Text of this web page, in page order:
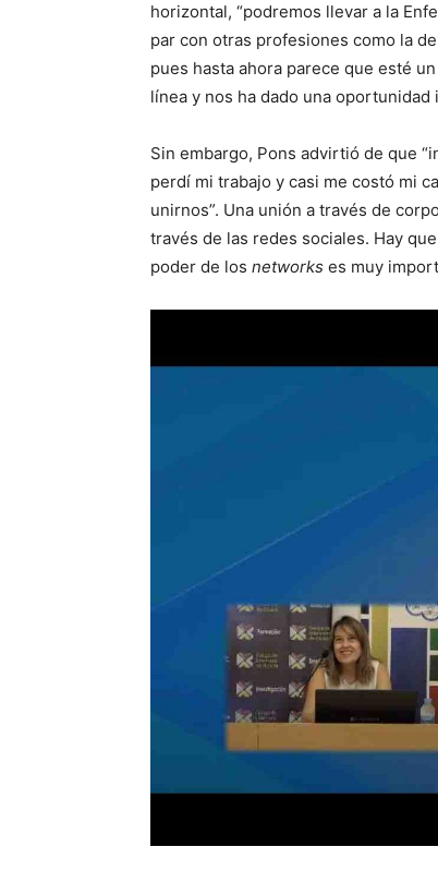
horizontal, “podremos llevar a la
par con otras profesiones como la
pues hasta ahora parece que esté
línea y nos ha dado una oportunidad
Sin embargo, Pons advirtió de que
perdí mi trabajo y casi me costó mi
unirnos”. Una unión a través de
través de las redes sociales. Hay
poder de los networks es muy